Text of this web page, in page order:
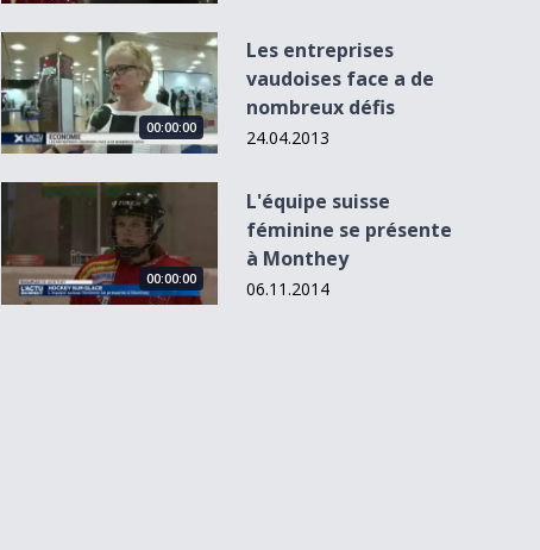
Les entreprises vaudoises face a de nombreux défis
00:00:00
Les entreprises
vaudoises face a de
nombreux défis
24.04.2013
L&#039;équipe suisse féminine se présente à Monthey
00:00:00
L'équipe suisse
féminine se présente
à Monthey
06.11.2014